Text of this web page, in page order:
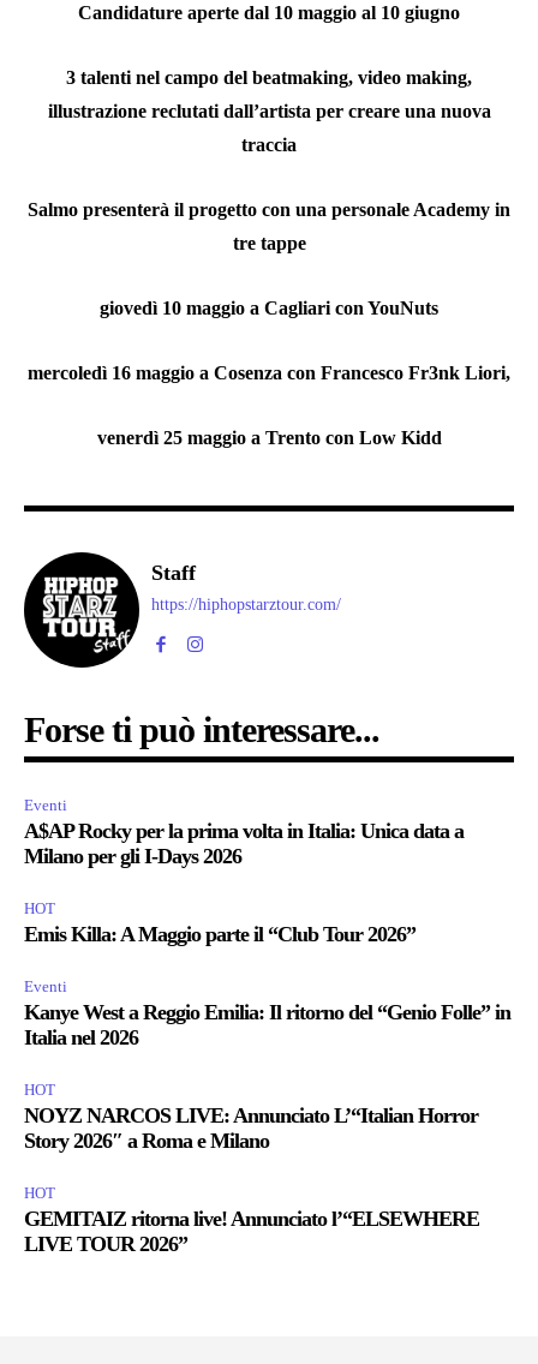
Candidature aperte dal 10 maggio al 10 giugno
3 talenti nel campo del beatmaking, video making,
illustrazione reclutati dall’artista per creare una nuova
traccia
Salmo presenterà il progetto con una personale Academy in
tre tappe
giovedì 10 maggio a Cagliari con YouNuts
mercoledì 16 maggio a Cosenza con Francesco Fr3nk Liori,
venerdì 25 maggio a Trento con Low Kidd
Staff
https://hiphopstarztour.com/
Forse ti può interessare...
Eventi
A$AP Rocky per la prima volta in Italia: Unica data a
Milano per gli I-Days 2026
HOT
Emis Killa: A Maggio parte il “Club Tour 2026”
Eventi
Kanye West a Reggio Emilia: Il ritorno del “Genio Folle” in
Italia nel 2026
HOT
NOYZ NARCOS LIVE: Annunciato L’“Italian Horror
Story 2026″ a Roma e Milano
HOT
GEMITAIZ ritorna live! Annunciato l’“ELSEWHERE
LIVE TOUR 2026”